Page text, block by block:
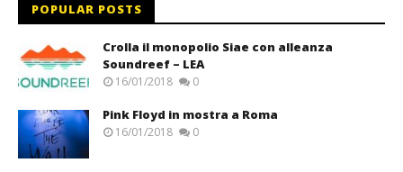
POPULAR POSTS
Crolla il monopolio Siae con alleanza
Soundreef – LEA
16/01/2018 0
Pink Floyd in mostra a Roma
16/01/2018 0